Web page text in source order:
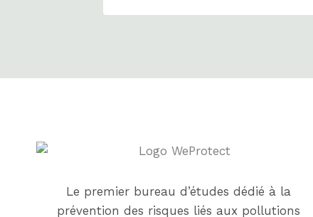
Le premier bureau d’études dédié à la
prévention des risques liés aux pollutions